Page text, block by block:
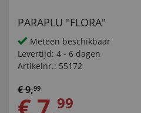
PARAPLU "FLORA"
Meteen beschikbaar
Levertijd: 4 - 6 dagen
Artikelnr.: 55172
€9,99
99